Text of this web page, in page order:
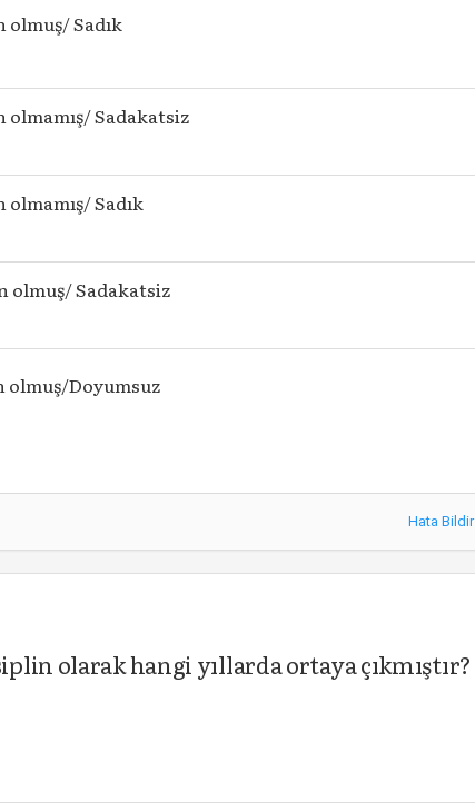
olmuş/ Sadık
olmamış/ Sadakatsiz
Sadık
olmuş/ Sadakatsiz
olmuş/Doyumsuz
Hata Bildir
olarak hangi yıllarda ortaya çıkmıştır?